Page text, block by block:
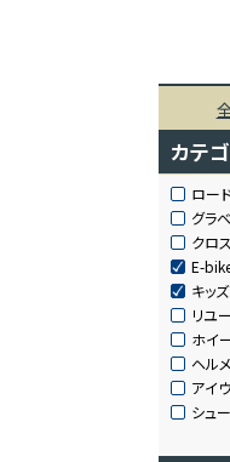
カテ
ロー
グラ
クロ
E-
キッ
リユ
ホイ
ヘル
アイ
シュ